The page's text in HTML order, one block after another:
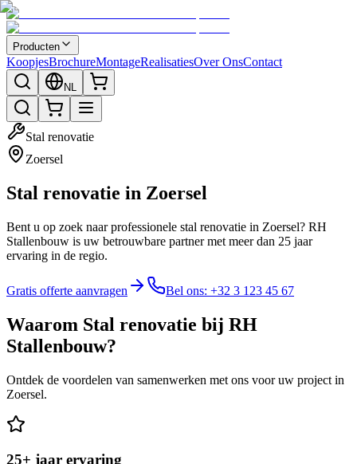
Producten
KoopjesBrochureMontageRealisatiesOver OnsContact
NL
Stal renovatie
Zoersel
Stal renovatie in Zoersel
Bent u op zoek naar professionele stal renovatie in Zoersel? RH
Stallenbouw is uw betrouwbare partner met meer dan 25 jaar
ervaring in de regio.
Gratis offerte aanvragen Bel ons: +32 3 123 45 67
Waarom Stal renovatie bij RH
Stallenbouw?
Ontdek de voordelen van samenwerken met ons voor uw project in
Zoersel.
25+ jaar ervaring